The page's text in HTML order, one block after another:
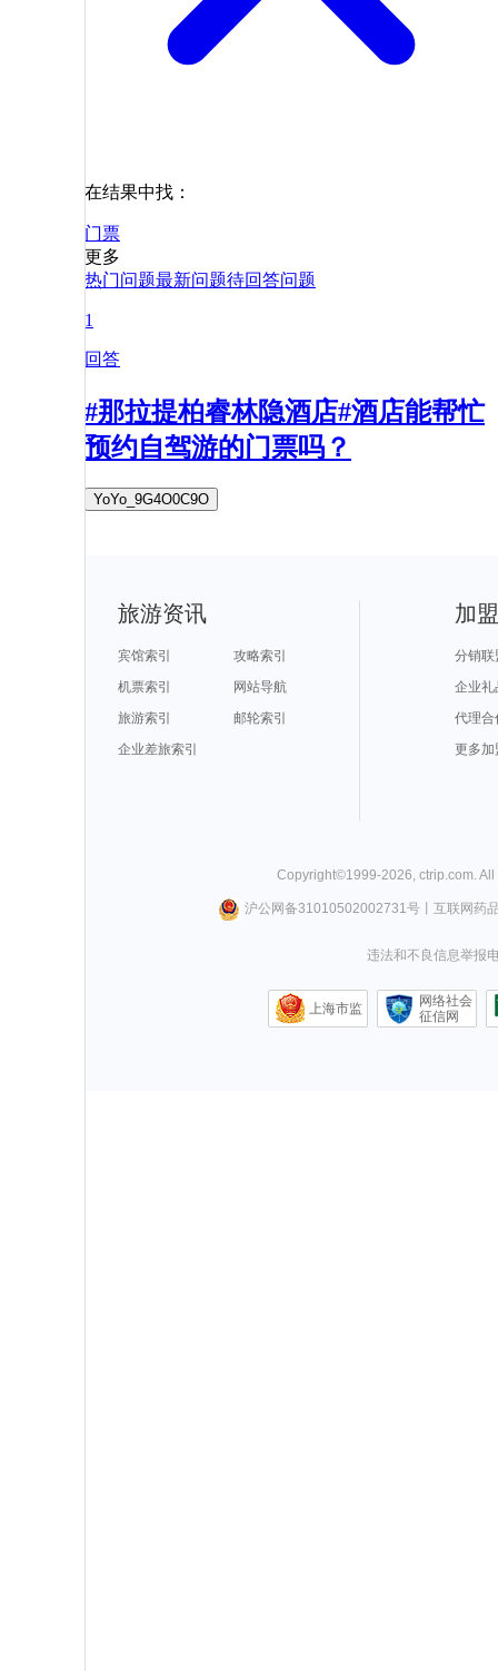
在结果中找：
门票
更多
热门问题最新问题待回答问题
1
回答
#那拉提柏睿林隐酒店#酒店能帮忙
预约自驾游的门票吗？
YoYo_9G4O0C9O
旅游资讯
宾馆索引
攻略索引
机票索引
网站导航
旅游索引
邮轮索引
企业差旅索引
加
分销联
企业礼
代理合
更多加
Copyright©1999-2026 ctrip.com .
沪公网备31010502002731号丨 互联网药
违法和不良信息举报
上海市监
网络社会
征信网